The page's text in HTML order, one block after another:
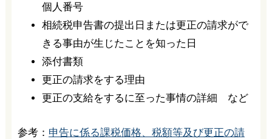
個人番号
相続税申告書の提出日または更正の請求がで
きる事由が生じたことを知った日
添付書類
更正の請求をする理由
更正の支給をするに至った事情の詳細 など
参考： 申告に係る課税価格、税額等及び更正の請